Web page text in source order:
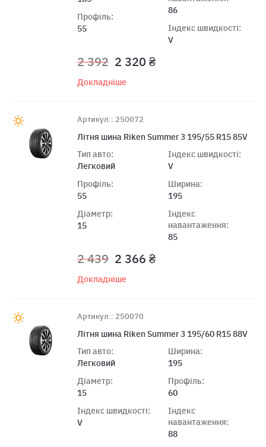
Профіль:
55
86
Індекс швидкості:
V
2 392 2 320 ₴
Докладніше
Артикул:: 250072
Літня шина Riken Summer 3 195/55 R15 85V
Тип авто:
Легковий
Профіль:
55
Діаметр:
15
Індекс швидкості:
V
Ширина:
195
Індекс
навантаження:
85
2 439 2 366 ₴
Докладніше
Артикул:: 250070
Літня шина Riken Summer 3 195/60 R15 88V
Тип авто:
Легковий
Діаметр:
15
Індекс швидкості:
V
Ширина:
195
Профіль:
60
Індекс
навантаження:
88